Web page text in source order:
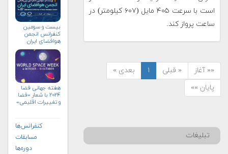
است با سرعت ۴۰۵ مایل (۶۰۷ کیلومتر) در
ساعت پرواز کند.
«« آغاز « قبلی ۱
بعدی »
پایان »»
تبلیغات
بیست و سومین
کنفرانس انجمن
هوافضای ايران
هفته جهانی فضا
۲۰۲۴ با شعار «فضا
و تغییرات اقلیمی»
کنفرانس‌ها
مسابقات
دوره‌ها